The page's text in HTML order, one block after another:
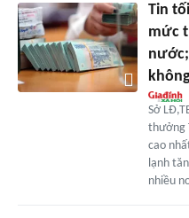
Tin
mức
Sở
thưởng
cao
lạnh
nhiều